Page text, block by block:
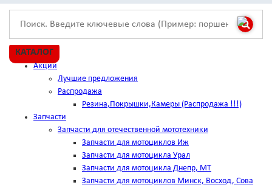
КАТАЛОГ
Акции
Лучшие предложения
Распродажа
Резина,Покрышки,Камеры (Распродажа !!!)
Запчасти
Запчасти для отечественной мототехники
Запчасти для мотоциклов Иж
Запчасти для мотоцикла Урал
Запчасти для мотоцикла Днепр, МТ
Запчасти для мотоциклов Минск, Восход, Сова